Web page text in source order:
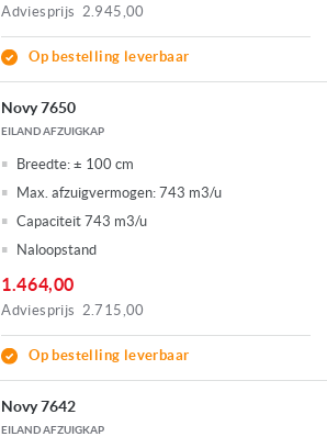
Adviesprijs 2.945,00
Op bestelling leverbaar
Novy 7650
EILAND AFZUIGKAP
Breedte: ± 100 cm
Max. afzuigvermogen: 743 m3/u
Capaciteit 743 m3/u
Naloopstand
1.464,00
Adviesprijs 2.715,00
Op bestelling leverbaar
Novy 7642
EILAND AFZUIGKAP